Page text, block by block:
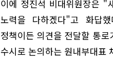
이에 정진석 비대위원장은 "
노력을 다하겠다"고 화답
정책이든 의견을 전달할 통
수시로 논의하는 원내부대표